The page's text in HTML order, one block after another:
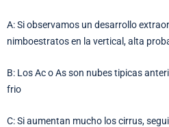
A: Si observamos un desarrollo
nimboestratos en la vertical, alta
B: Los Ac o As son nubes tipicas
frio
C: Si aumentan mucho los cirrus,